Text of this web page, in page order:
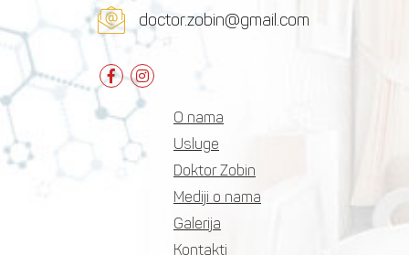
doctor.zobin@gmail.com
O nama
Usluge
Doktor Zobin
Mediji o nama
Galerija
Kontakti